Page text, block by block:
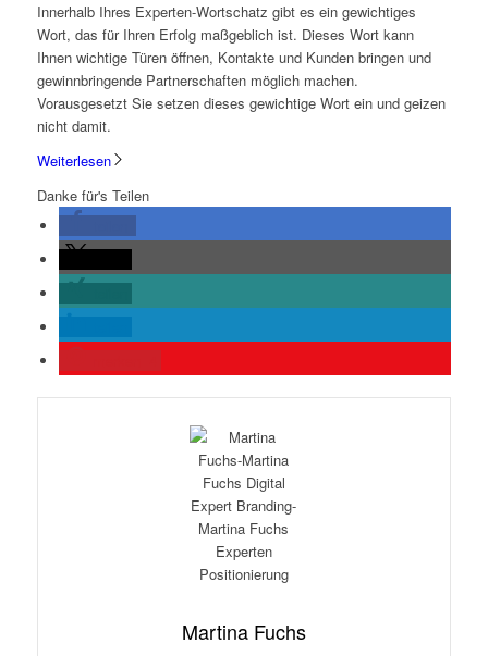
Innerhalb Ihres Experten-Wortschatz gibt es ein gewichtiges
Wort, das für Ihren Erfolg maßgeblich ist. Dieses Wort kann
Ihnen wichtige Türen öffnen, Kontakte und Kunden bringen und
gewinnbringende Partnerschaften möglich machen.
Vorausgesetzt Sie setzen dieses gewichtige Wort ein und geizen
nicht damit.
Weiterlesen
Danke für's Teilen
Martina Fuchs